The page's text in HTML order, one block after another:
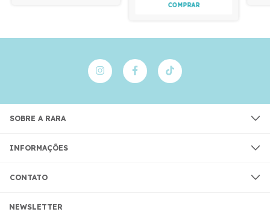
COMPRAR
SOBRE A RARA
INFORMAÇÕES
CONTATO
NEWSLETTER